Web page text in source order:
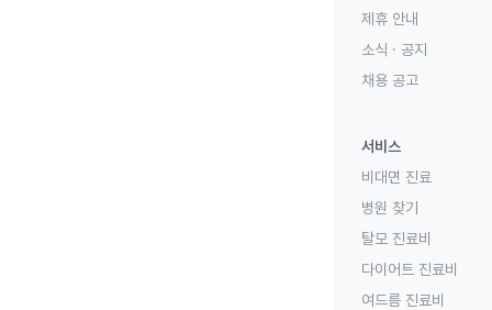
제휴 안내
소식 · 공지
채용 공고
서비스
비대면 진료
병원 찾기
탈모 진료비
다이어트 진료비
여드름 진료비